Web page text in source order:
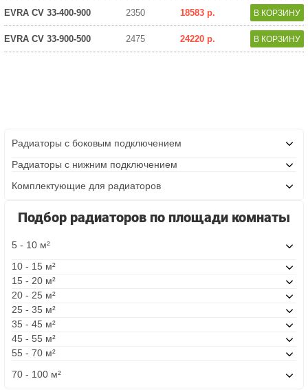
EVRA CV 33-400-900 2350 18583 р.
EVRA CV 33-900-500 2475 24220 р.
Радиаторы с боковым подключением
Радиаторы с нижним подключением
Комплектующие для радиаторов
Подбор радиаторов по площади комнаты
5 - 10 м²
10 - 15 м²
15 - 20 м²
20 - 25 м²
25 - 35 м²
35 - 45 м²
45 - 55 м²
55 - 70 м²
70 - 100 м²